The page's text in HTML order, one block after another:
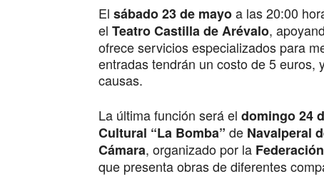
El sábado 23 de mayoa las 20:00
el Teatro Castilla de Arévalo,
ofrece servicios especializados para
entradas tendrán un costo de 5 euros,
causas.
La última función será el domingo 24
Cultural “La Bomba” de Navalperal
Cámara, organizado por la
que presenta obras de diferentes